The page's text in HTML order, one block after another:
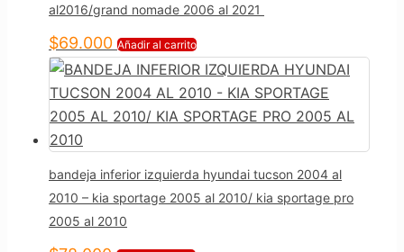
al2016/grand nomade 2006 al 2021
$69.000 Añadir al carrito
bandeja inferior izquierda hyundai tucson 2004 al
2010 – kia sportage 2005 al 2010/ kia sportage pro
2005 al 2010